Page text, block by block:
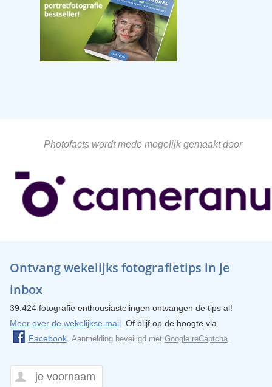
Photofacts wordt mede mogelijk gemaakt door
Ontvang wekelijks fotografietips in je
inbox
39.424 fotografie enthousiastelingen ontvangen de tips al!
Meer over de wekelijkse mail. Of blijf op de hoogte via
Facebook. Aanmelding beveiligd met Google reCaptcha.